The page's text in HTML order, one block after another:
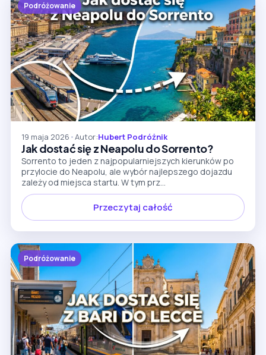
Podróżowanie
19 maja 2026 •Autor:Hubert Podróżnik
Jak dostać się z Neapolu do Sorrento?
Sorrento to jeden z najpopularniejszych kierunków po
przylocie do Neapolu, ale wybór najlepszego dojazdu
zależy od miejsca startu. W tym prz...
Przeczytaj całość
Podróżowanie